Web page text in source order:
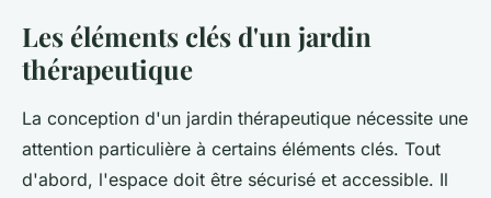
Les éléments clés d'un jardin
thérapeutique
La conception d'un jardin thérapeutique nécessite une
attention particulière à certains éléments clés. Tout
d'abord, l'espace doit être sécurisé et accessible. Il